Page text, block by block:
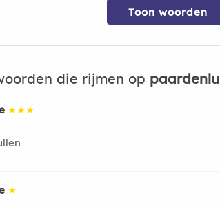
Toon woorden
die rijmen op
★★★
★